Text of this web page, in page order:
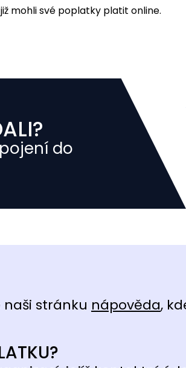
mohli své poplatky platit online.
do
stránku nápověda,